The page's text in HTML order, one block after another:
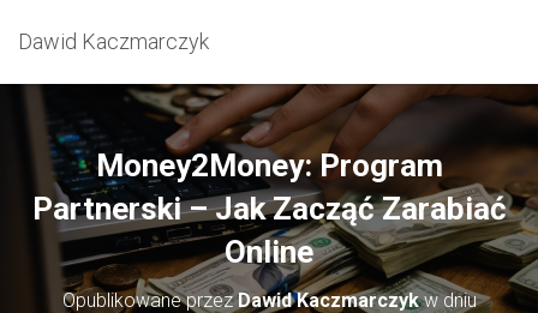
Dawid Kaczmarczyk
Money2Money: Program
Partnerski – Jak Zacząć Zarabiać
Online
Opublikowane przezDawid Kaczmarczykw dniu